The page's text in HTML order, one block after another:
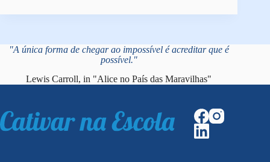
"A única forma de chegar ao impossível é acreditar que é
possível."
Lewis Carroll, in "Alice no País das Maravilhas"